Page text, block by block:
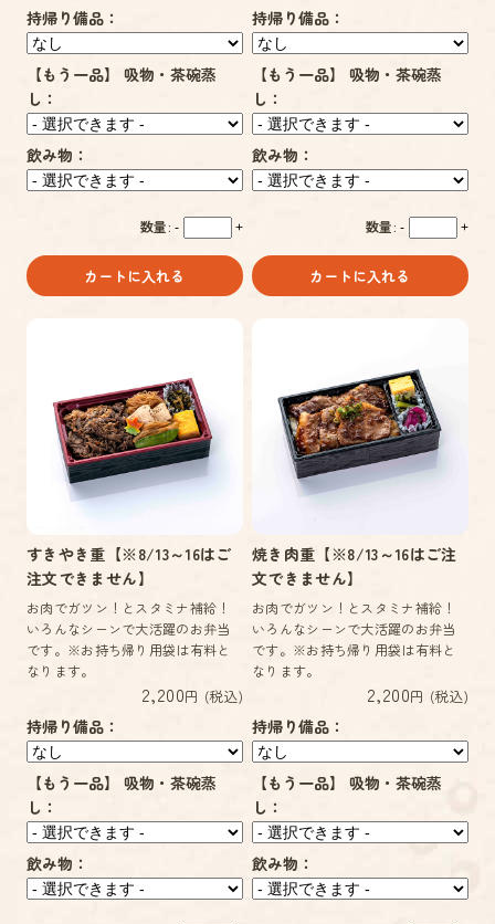
持帰り備品：
【もう一品】 吸物・茶碗蒸
し：
飲み物：
数量: - +
カートに入れる
持帰り備品：
【もう一品】 吸物・茶碗蒸
し：
飲み物：
数量: - +
カートに入れる
すきやき重【※8/13～16はご
注文できません】
お肉でガツン！とスタミナ補給！
いろんなシーンで大活躍のお弁当
です。※お持ち帰り用袋は有料と
なります。
2,200円 (税込)
持帰り備品：
【もう一品】 吸物・茶碗蒸
し：
飲み物：
焼き肉重【※8/13～16はご注
文できません】
お肉でガツン！とスタミナ補給！
いろんなシーンで大活躍のお弁当
です。※お持ち帰り用袋は有料と
なります。
2,200円 (税込)
持帰り備品：
【もう一品】 吸物・茶碗蒸
し：
飲み物：